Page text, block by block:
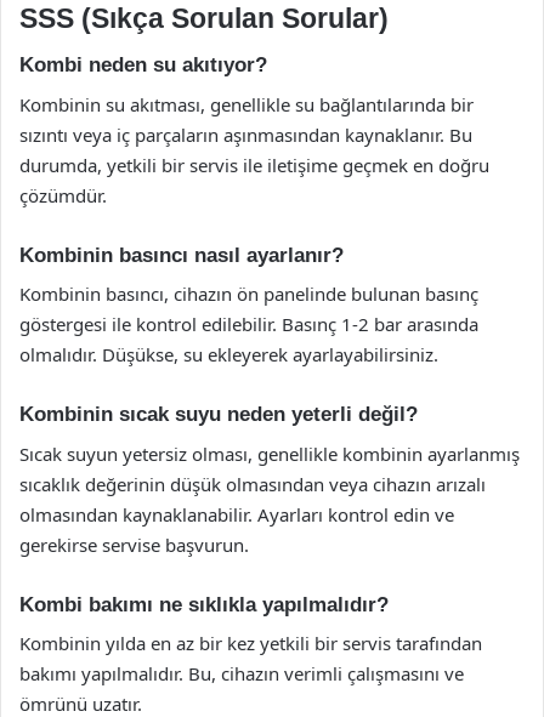
SSS (Sıkça Sorulan Sorular)
Kombi neden su akıtıyor?
Kombinin su akıtması, genellikle su bağlantılarında bir
sızıntı veya iç parçaların aşınmasından kaynaklanır. Bu
durumda, yetkili bir servis ile iletişime geçmek en doğru
çözümdür.
Kombinin basıncı nasıl ayarlanır?
Kombinin basıncı, cihazın ön panelinde bulunan basınç
göstergesi ile kontrol edilebilir. Basınç 1-2 bar arasında
olmalıdır. Düşükse, su ekleyerek ayarlayabilirsiniz.
Kombinin sıcak suyu neden yeterli değil?
Sıcak suyun yetersiz olması, genellikle kombinin ayarlanmış
sıcaklık değerinin düşük olmasından veya cihazın arızalı
olmasından kaynaklanabilir. Ayarları kontrol edin ve
gerekirse servise başvurun.
Kombi bakımı ne sıklıkla yapılmalıdır?
Kombinin yılda en az bir kez yetkili bir servis tarafından
bakımı yapılmalıdır. Bu, cihazın verimli çalışmasını ve
ömrünü uzatır.